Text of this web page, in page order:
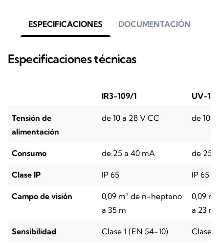
ESPECIFICACIONES DOCUMENTACIÓN
Especificaciones técnicas
IR3-109/1 UV-
Tensión de
alimentación
de 10 a 28 V CC de 10
Consumo de 25 a 40 mA de 25
Clase IP IP 65 IP 65
Campo de visión
0,09 m² de n-heptano
a 35 m
0,09
a 23 m
Sensibilidad Clase 1 (EN 54-10) Clase